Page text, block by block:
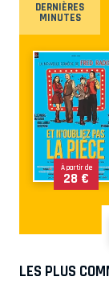
DERNIÈRES
MINUTES
À partir de
28 €
LES PLUS